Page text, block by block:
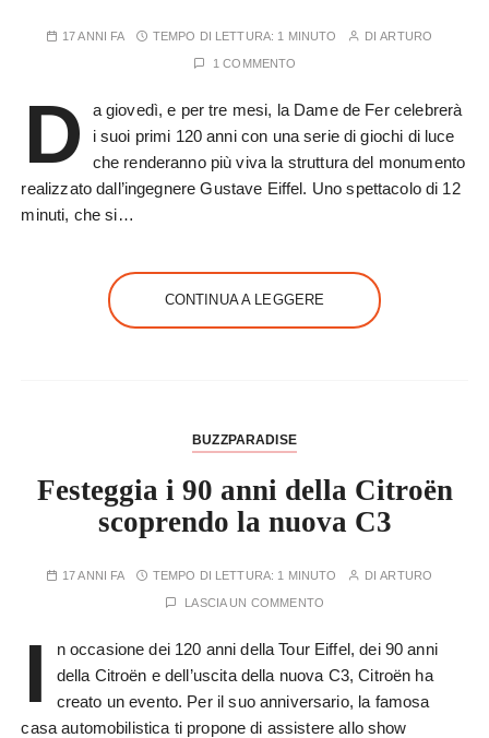
17 ANNI FA TEMPO DI LETTURA: 1 MINUTO DIARTURO
1 COMMENTO
D
a giovedì, e per tre mesi, la Dame de Fer celebrerà
i suoi primi 120 anni con una serie di giochi di luce
che renderanno più viva la struttura del monumento
realizzato dall’ingegnere Gustave Eiffel. Uno spettacolo di 12
minuti, che si…
CONTINUA A LEGGERE
BUZZPARADISE
Festeggia i 90 anni della Citroën
scoprendo la nuova C3
17 ANNI FA TEMPO DI LETTURA: 1 MINUTO DIARTURO
LASCIA UN COMMENTO
I
n occasione dei 120 anni della Tour Eiffel, dei 90 anni
della Citroën e dell’uscita della nuova C3, Citroën ha
creato un evento. Per il suo anniversario, la famosa
casa automobilistica ti propone di assistere allo show